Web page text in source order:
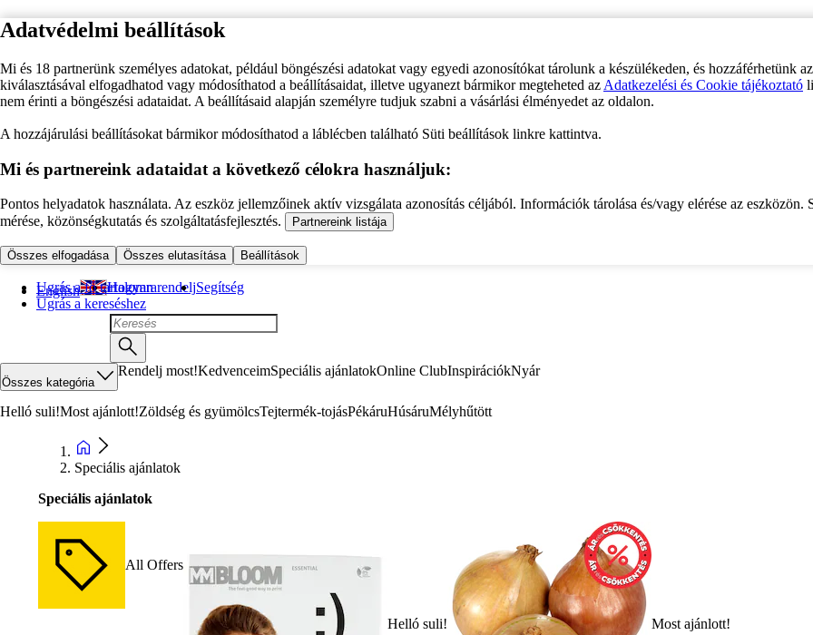
Adatvédelmi beállítások
Mi és 18 partnerünk személyes adatokat, például böngészési adatokat vagy egyedi azonosítókat tárolunk a készülékeden, és hozzáférhetünk
kiválasztásával elfogadhatod vagy módosíthatod a beállításaidat, illetve ugyanezt bármikor megteheted az Adatkezelési és Cookie tájékoztató
nem érinti a böngészési adataidat. A beállításaid alapján személyre tudjuk szabni a vásárlási élményedet az oldalon.
A hozzájárulási beállításokat bármikor módosíthatod a láblécben található Süti beállítások linkre kattintva.
Mi és partnereink adataidat a következő célokra használjuk:
Pontos helyadatok használata. Az eszköz jellemzőinek aktív vizsgálata azonosítás céljából. Információk tárolása és/vagy elérése az eszközön.
mérése, közönségkutatás és szolgáltatásfejlesztés.
Partnereink listája
Összes elfogadása Összes elutasítása Beállítások
Ugrás a fő tartalomra
Ugrás a kereséshez
English Hogyan rendeljSegítség
Összes kategória
Rendelj most!KedvenceimSpeciális ajánlatokOnline ClubInspirációkNyár
Helló suli!Most ajánlott!Zöldség és gyümölcsTejtermék-tojásPékáruHúsáruMélyhűtött
Speciális ajánlatok
Speciális ajánlatok
All Offers
Helló suli! Most ajánlott!